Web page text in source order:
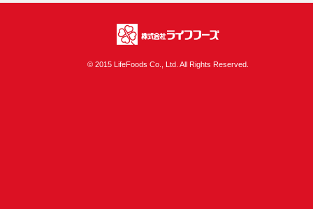
© 2015 LifeFoods Co., Ltd. All Rights Reserved.